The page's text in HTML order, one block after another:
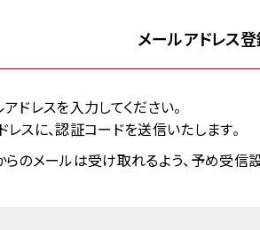
メールアドレス
ドレスを入力してください。
スに、認証コードを送信いたします。
のメールは受け取れるよう、予め受信